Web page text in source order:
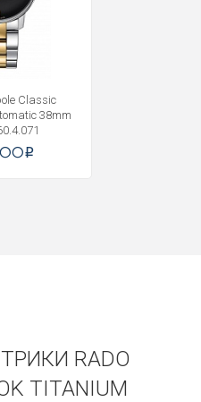
Classic
38mm
i
RADO
TITANIUM
на почту